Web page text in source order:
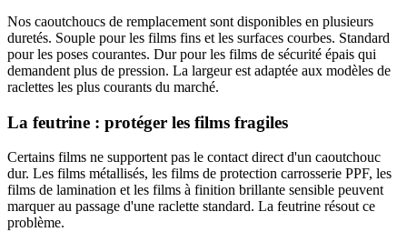
Nos caoutchoucs de remplacement sont disponibles en plusieurs
duretés. Souple pour les films fins et les surfaces courbes. Standard
pour les poses courantes. Dur pour les films de sécurité épais qui
demandent plus de pression. La largeur est adaptée aux modèles de
raclettes les plus courants du marché.
La feutrine : protéger les films fragiles
Certains films ne supportent pas le contact direct d'un caoutchouc
dur. Les films métallisés, les films de protection carrosserie PPF, les
films de lamination et les films à finition brillante sensible peuvent
marquer au passage d'une raclette standard. La feutrine résout ce
problème.